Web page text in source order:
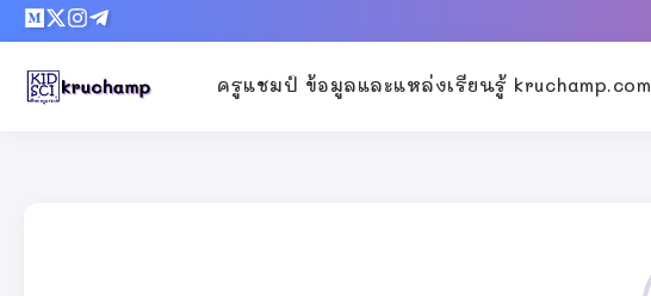
ครูแชมป์ ข้อมูลและแหล่งเรียนรู้ kruchamp.com